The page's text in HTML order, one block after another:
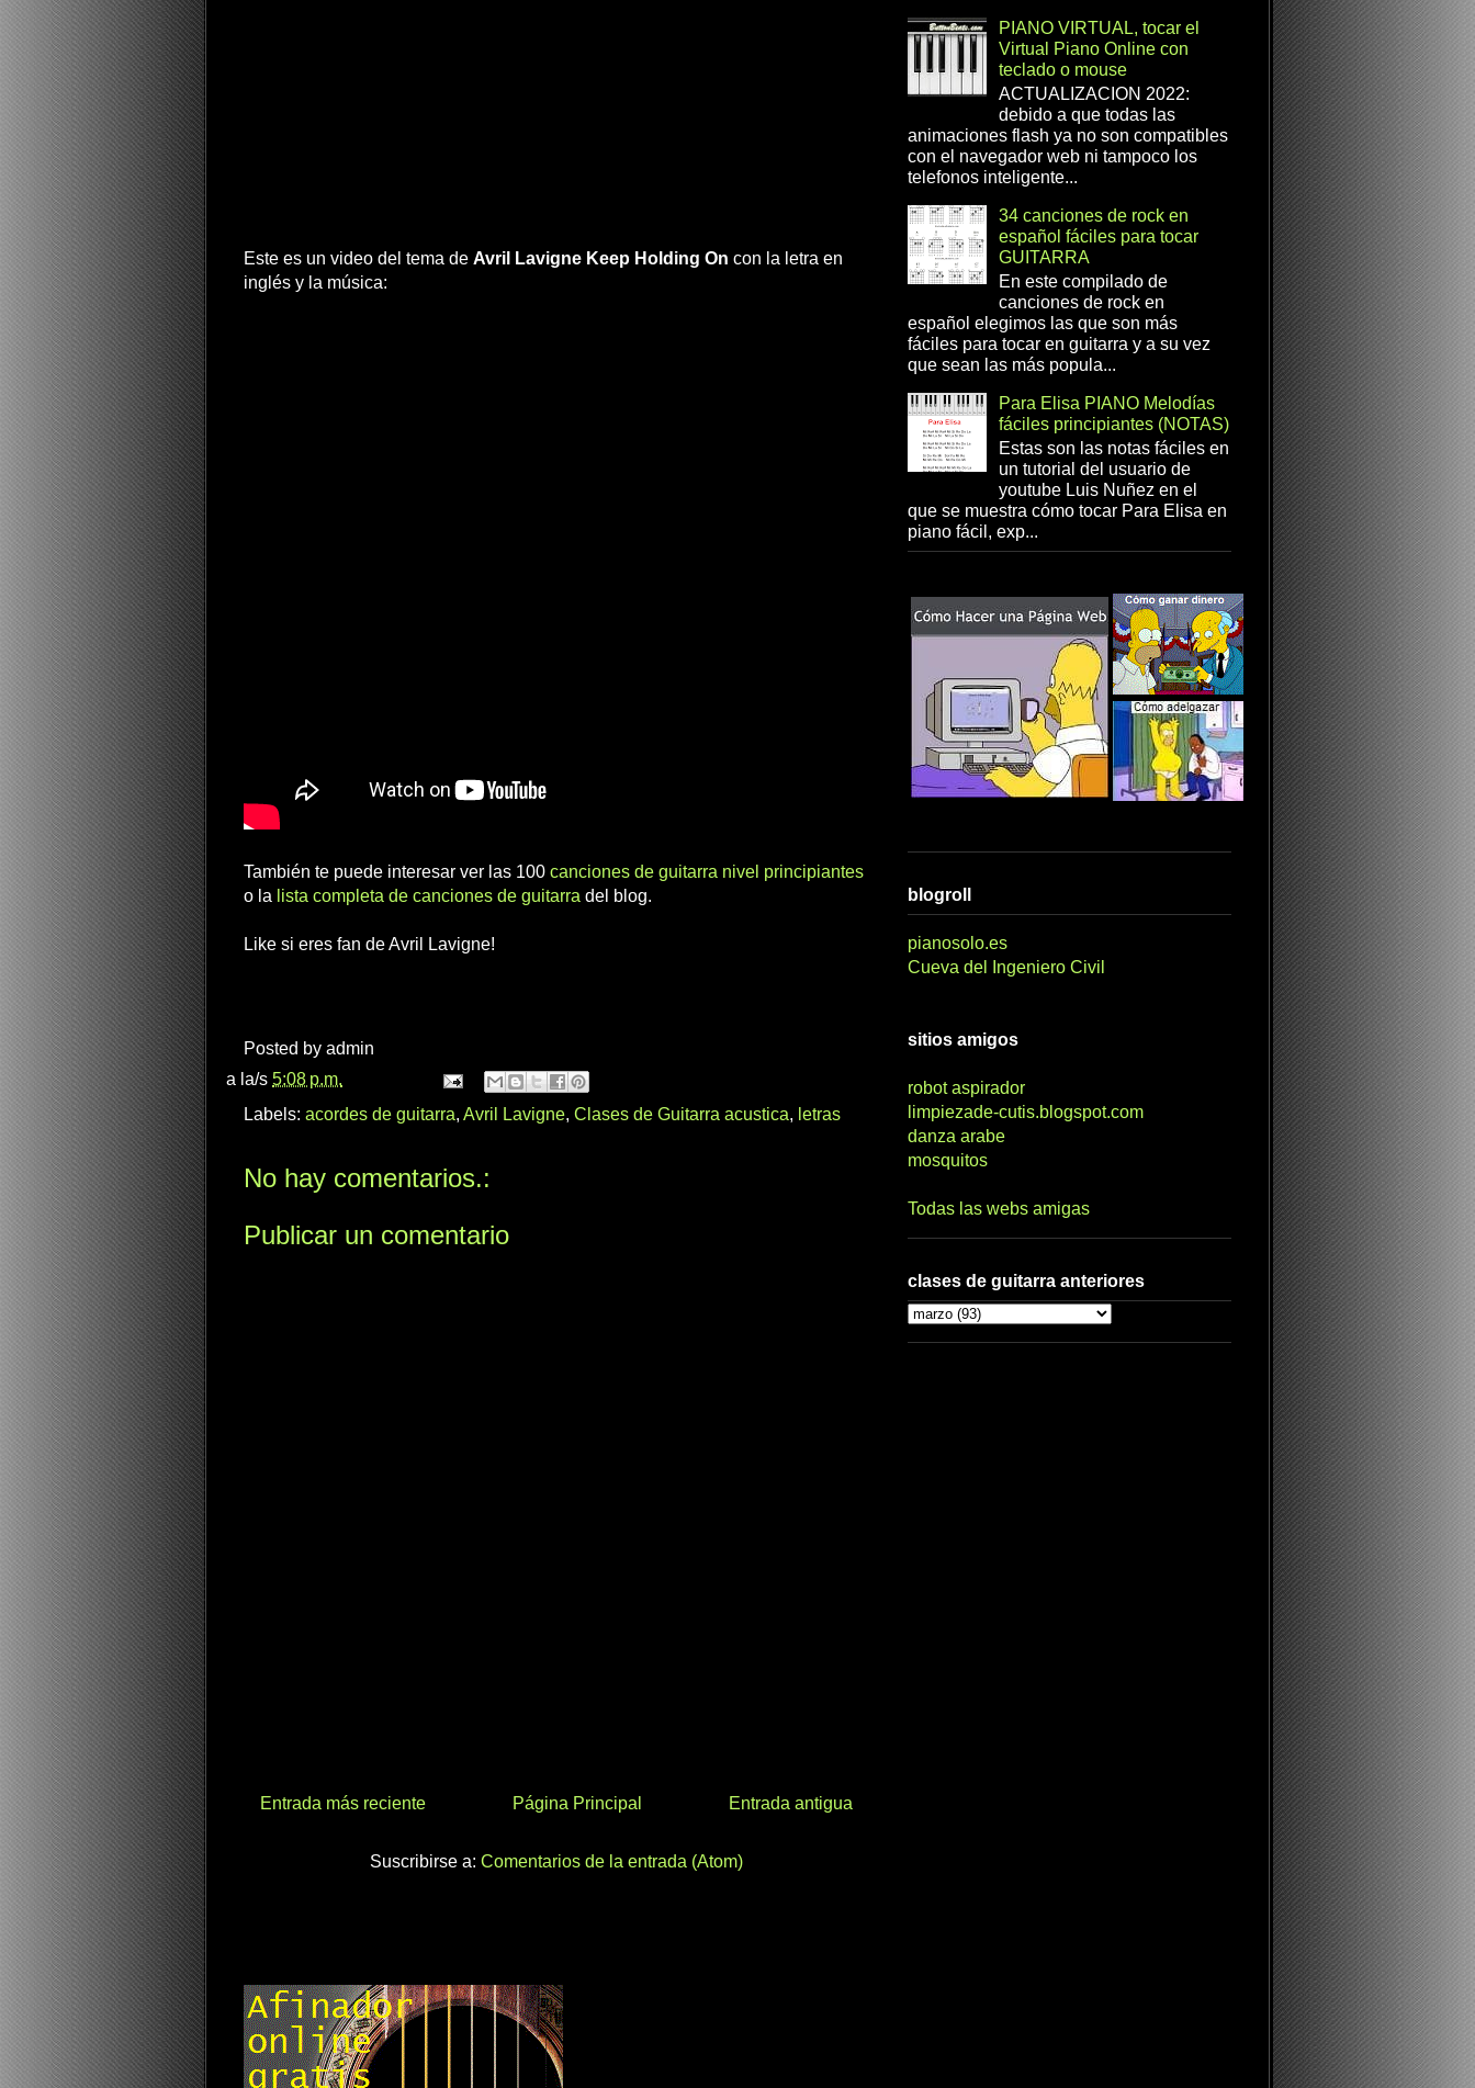
Este es un video del tema de Avril Lavigne Keep Holding On con la letra en
inglés y la música:
También te puede interesar ver las 100 canciones de guitarra nivel principiantes
o la lista completa de canciones de guitarra del blog.
Like si eres fan de Avril Lavigne!
Posted by admin
a la/s 5:08 p.m.
Labels: acordes de guitarra, Avril Lavigne, Clases de Guitarra acustica, letras
No hay comentarios.:
Publicar un comentario
Entrada más reciente Entrada antigua
Página Principal
Suscribirse a: Comentarios de la entrada (Atom)
PIANO VIRTUAL, tocar el
Virtual Piano Online con
teclado o mouse
ACTUALIZACION 2022:
debido a que todas las
animaciones flash ya no son compatibles
con el navegador web ni tampoco los
telefonos inteligente...
34 canciones de rock en
español fáciles para tocar
GUITARRA
En este compilado de
canciones de rock en
español elegimos las que son más
fáciles para tocar en guitarra y a su vez
que sean las más popula...
Para Elisa PIANO Melodías
fáciles principiantes (NOTAS)
Estas son las notas fáciles en
un tutorial del usuario de
youtube Luis Nuñez en el
que se muestra cómo tocar Para Elisa en
piano fácil, exp...
blogroll
pianosolo.es
Cueva del Ingeniero Civil
sitios amigos
robot aspirador
limpiezade-cutis.blogspot.com
danza arabe
mosquitos
Todas las webs amigas
clases de guitarra anteriores